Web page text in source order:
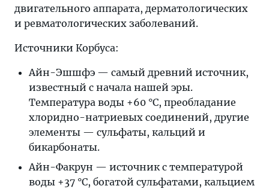
двигательного аппарата, дерматологических
и ревматологических заболеваний.
Источники Корбуса:
Айн-Эшшфэ — самый древний источник,
известный с начала нашей эры.
Температура воды +60 °C, преобладание
хлоридно-натриевых соединений, другие
элементы — сульфаты, кальций и
бикарбонаты.
Айн-Факрун — источник с температурой
воды +37 °C, богатой сульфатами, кальцием